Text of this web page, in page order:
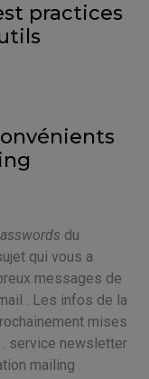
practices
du
qui vous a
messages de
. Les infos de la
mises
. service newsletter
mailing .